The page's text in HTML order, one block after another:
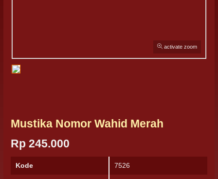
activate zoom
Mustika Nomor Wahid Merah
Rp 245.000
Kode 7526